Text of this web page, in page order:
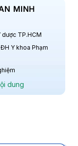
MINH
dược TP.HCM
Y khoa Phạm
dung